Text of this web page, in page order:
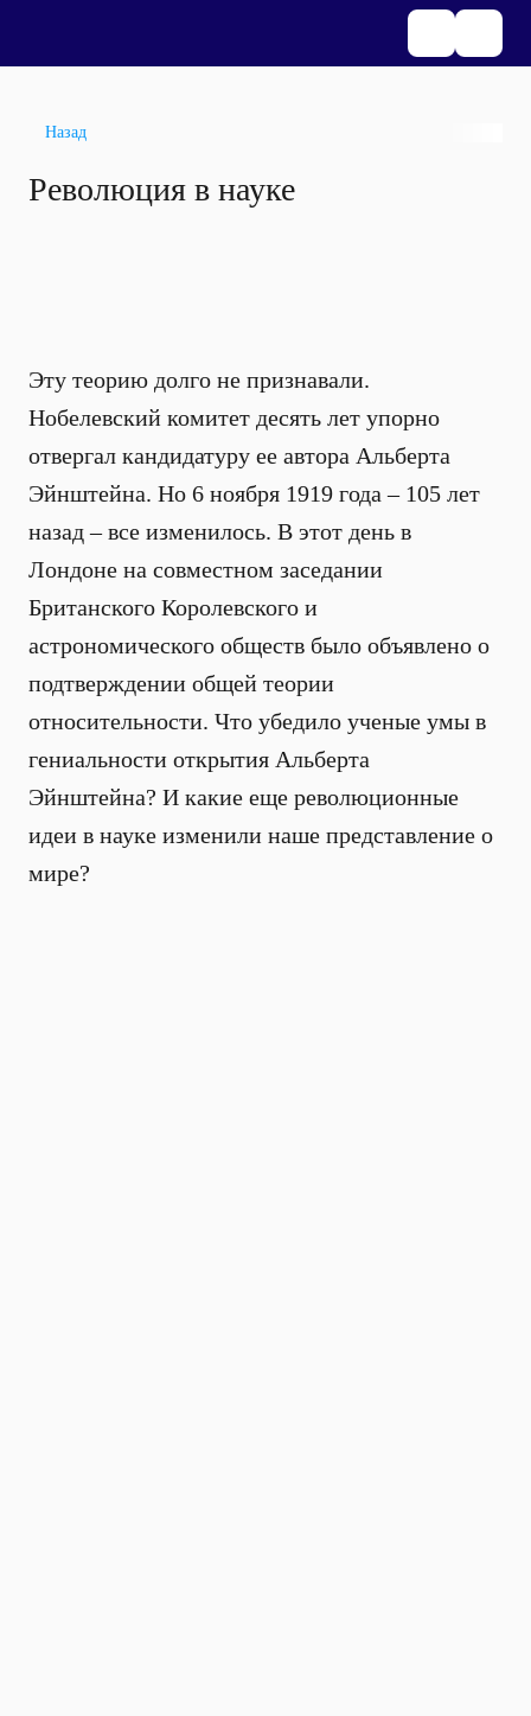
Назад
Революция в науке
Эту теорию долго не признавали.
Нобелевский комитет десять лет упорно
отвергал кандидатуру ее автора Альберта
Эйнштейна. Но 6 ноября 1919 года – 105 лет
назад – все изменилось. В этот день в
Лондоне на совместном заседании
Британского Королевского и
астрономического обществ было объявлено о
подтверждении общей теории
относительности. Что убедило ученые умы в
гениальности открытия Альберта
Эйнштейна? И какие еще революционные
идеи в науке изменили наше представление о
мире?